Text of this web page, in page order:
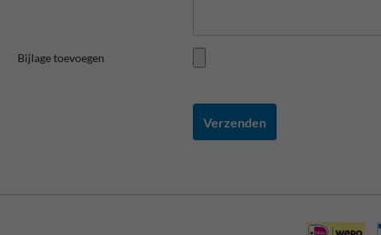
Bijlage toevoegen
Verzenden